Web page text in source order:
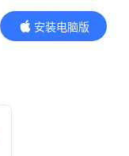
安装电脑版
内容更精彩